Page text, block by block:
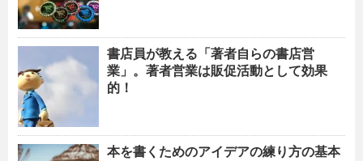
書店員が教える「著者自らの書店営
業」。著者営業は販促活動として効果
的！
本を書くためのアイデアの練り方の基本